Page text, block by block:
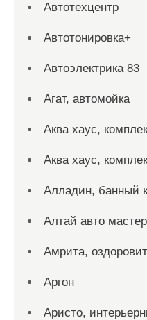
Автотехцентр
Автотонировка+
Автоэлектрика 83
Агат, автомойка
Аква хаус,
Аква хаус,
Алладин, банный
Алтай авто
Амрита,
Аргон
Аристо,